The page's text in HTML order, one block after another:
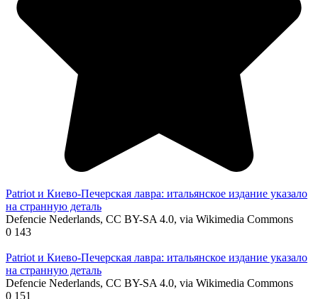
Patriot и Киево-Печерская лавра: итальянское издание указало
на странную деталь
Defencie Nederlands, CC BY-SA 4.0, via Wikimedia Commons
0 143
Patriot и Киево-Печерская лавра: итальянское издание указало
на странную деталь
Defencie Nederlands, CC BY-SA 4.0, via Wikimedia Commons
0 151